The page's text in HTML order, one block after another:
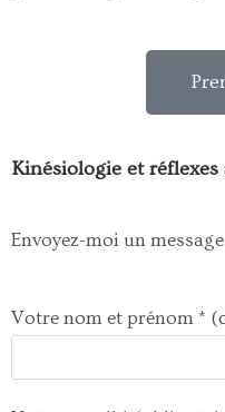
Kinésiologie et réflexes
Envoyez-moi un message
Votre nom et prénom *